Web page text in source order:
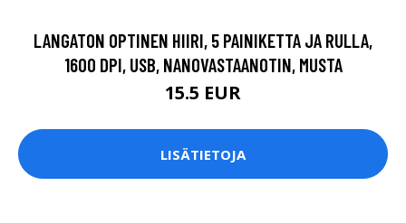
LANGATON OPTINEN HIIRI, 5 PAINIKETTA JA RULLA,
1600 DPI, USB, NANOVASTAANOTIN, MUSTA
15.5 EUR
LISÄTIETOJA